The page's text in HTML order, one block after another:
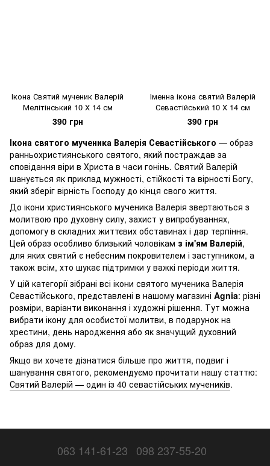
Ікона Святий мученик Валерій
Мелітінський 10 Х 14 см
390 грн
Іменна ікона святий Валерій
Севастійський 10 Х 14 см
390 грн
Ікона святого мученика Валерія Севастійського — образ
ранньохристиянського святого, який постраждав за
сповідання віри в Христа в часи гонінь. Святий Валерій
шанується як приклад мужності, стійкості та вірності Богу,
який зберіг вірність Господу до кінця свого життя.
До ікони християнського мученика Валерія звертаються з
молитвою про духовну силу, захист у випробуваннях,
допомогу в складних життєвих обставинах і дар терпіння.
Цей образ особливо близький чоловікам з ім'ям Валерій,
для яких святий є небесним покровителем і заступником, а
також всім, хто шукає підтримки у важкі періоди життя.
У цій категорії зібрані всі ікони святого мученика Валерія
Севастійського, представлені в нашому магазині Agnia: різні
розміри, варіанти виконання і художні рішення. Тут можна
вибрати ікону для особистої молитви, в подарунок на
хрестини, день народження або як значущий духовний
образ для дому.
Якщо ви хочете дізнатися більше про життя, подвиг і
шанування святого, рекомендуємо прочитати нашу статтю:
Святий Валерій — один із 40 севастійських мучеників.
063 141-61-23 098 237-55-20